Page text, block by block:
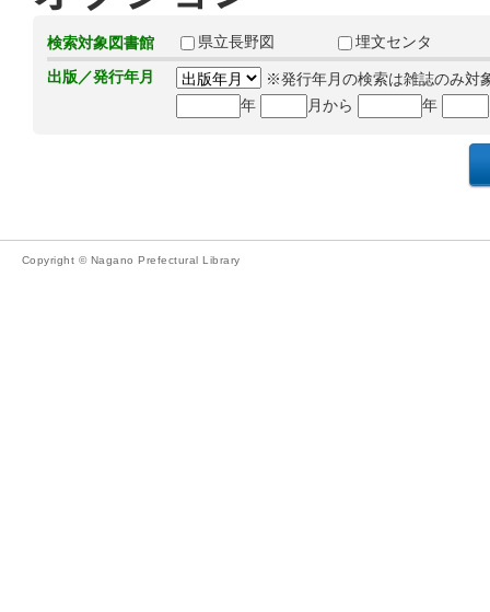
検索対象図書館 県立長野図
埋文センタ
出版／発行年月
※発行年月の検索は雑誌のみ対
年
月から 年
Copyright © Nagano Prefectural Library